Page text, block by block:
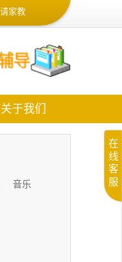
请家教
关于我们
音乐
在
线
客
服